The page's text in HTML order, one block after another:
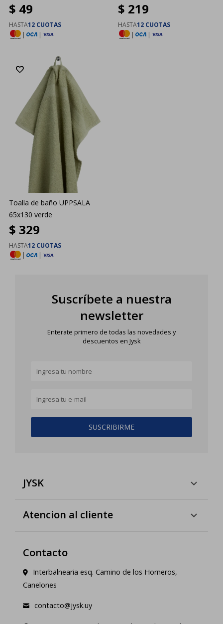
$ 49
HASTA12 CUOTAS
|
|
$ 219
HASTA12 CUOTAS
|
|
Toalla de baño UPPSALA
65x130 verde
$ 329
HASTA12 CUOTAS
|
|
Suscríbete a nuestra
newsletter
Enterate primero de todas las novedades y
descuentos en Jysk
SUSCRIBIRME
JYSK
Atencion al cliente
Contacto
Interbalnearia esq. Camino de los Horneros,
Canelones
contacto@jysk.uy